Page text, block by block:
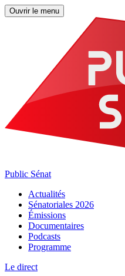
Ouvrir le menu
Public Sénat
Actualités
Sénatoriales 2026
Émissions
Documentaires
Podcasts
Programme
Le direct